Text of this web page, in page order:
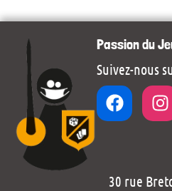
Passion du
Suivez-nous
30 rue